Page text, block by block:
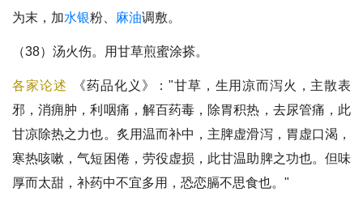
为末，加水银粉、 麻油调敷。
（38）汤火伤。用甘草煎蜜涂搽。
各家论述
《药品化义》："甘草，生用凉而泻火，主散表
邪，消痈肿，利咽痛，解百药毒，除胃积热，去尿管痛，此
甘凉除热之力也。炙用温而补中，主脾虚滑泻，胃虚口渴，
寒热咳嗽，气短困倦，劳役虚损，此甘温助脾之功也。但味
厚而太甜，补药中不宜多用，恐恋膈不思食也。"